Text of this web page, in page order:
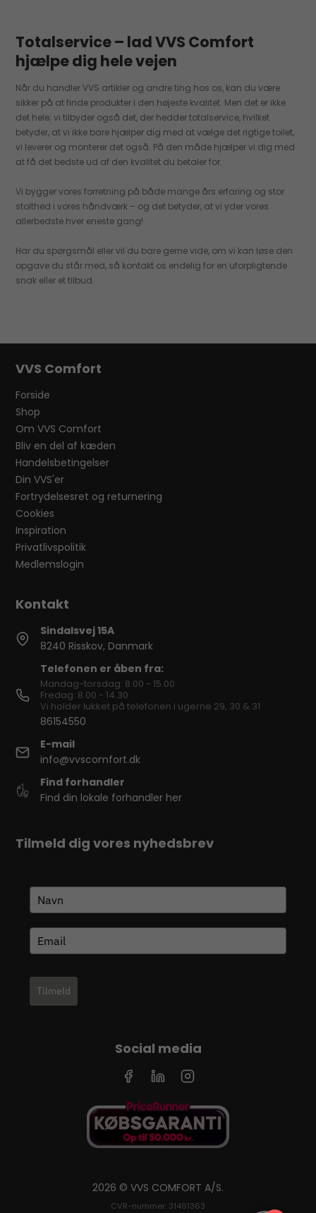
Totalservice – lad VVS Comfort
hjælpe dig hele vejen
Når du handler VVS artikler og andre ting hos os, kan du være
sikker på at finde produkter i den højeste kvalitet. Men det er ikke
det hele; vi tilbyder også det, der hedder totalservice, hvilket
betyder, at vi ikke bare hjælper dig med at vælge det rigtige toilet,
vi leverer og monterer det også. På den måde hjælper vi dig med
at få det bedste ud af den kvalitet du betaler for.
Vi bygger vores forretning på både mange års erfaring og stor
stolthed i vores håndværk – og det betyder, at vi yder vores
allerbedste hver eneste gang!
Har du spørgsmål eller vil du bare gerne vide, om vi kan løse den
opgave du står med, så kontakt os endelig for en uforpligtende
snak eller et tilbud.
VVS Comfort
Forside
Shop
Om VVS Comfort
Bliv en del af kæden
Handelsbetingelser
Din VVS'er
Fortrydelsesret og returnering
Cookies
Inspiration
Privatlivspolitik
Medlemslogin
Sindalsvej 15A
8240 Risskov, Danmark
Telefonen er åben fra:
Mandag-torsdag: 8.00 - 15.00
Fredag: 8.00 - 14.30
Vi holder lukket på telefonen i ugerne 29, 30 & 31
86154550
E-mail
info@vvscomfort.dk
Find forhandler
Find din lokale forhandler her
Tilmeld dig vores nyhedsbrev
Tilmeld
Social media
2026 © VVS COMFORT A/S.
CVR-nummer: 31491363